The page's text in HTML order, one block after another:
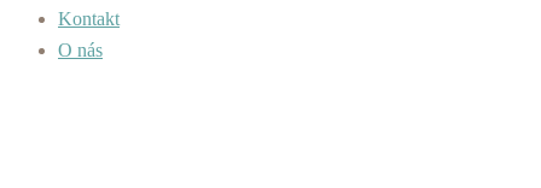
Kontakt
O nás